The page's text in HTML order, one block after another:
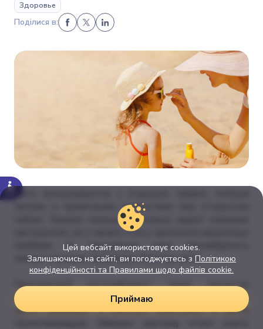
Здоровье
Поділися в:
Лето ассоциируется с отдыхом, морем, теплым
песком и приятными моментами под открытым
небом. Однако солнце не только дарит хорошее
настроение, но и может стать причиной серьезных
проблем со здоровьем, если пренебрегать
элементарными правилами безопасности.
Чрезмерный ультрафиолет, жара, нехватка
жидкости и длительное пребывание на пляже
часто приводят к ожогам, перегреву и даже
Цей вебсайт використовує cookies.
Залишаючись на сайті, ви погоджуєтесь з Політикою
конфіденційності та Правилами щодо файлів cookie.
Приймаю